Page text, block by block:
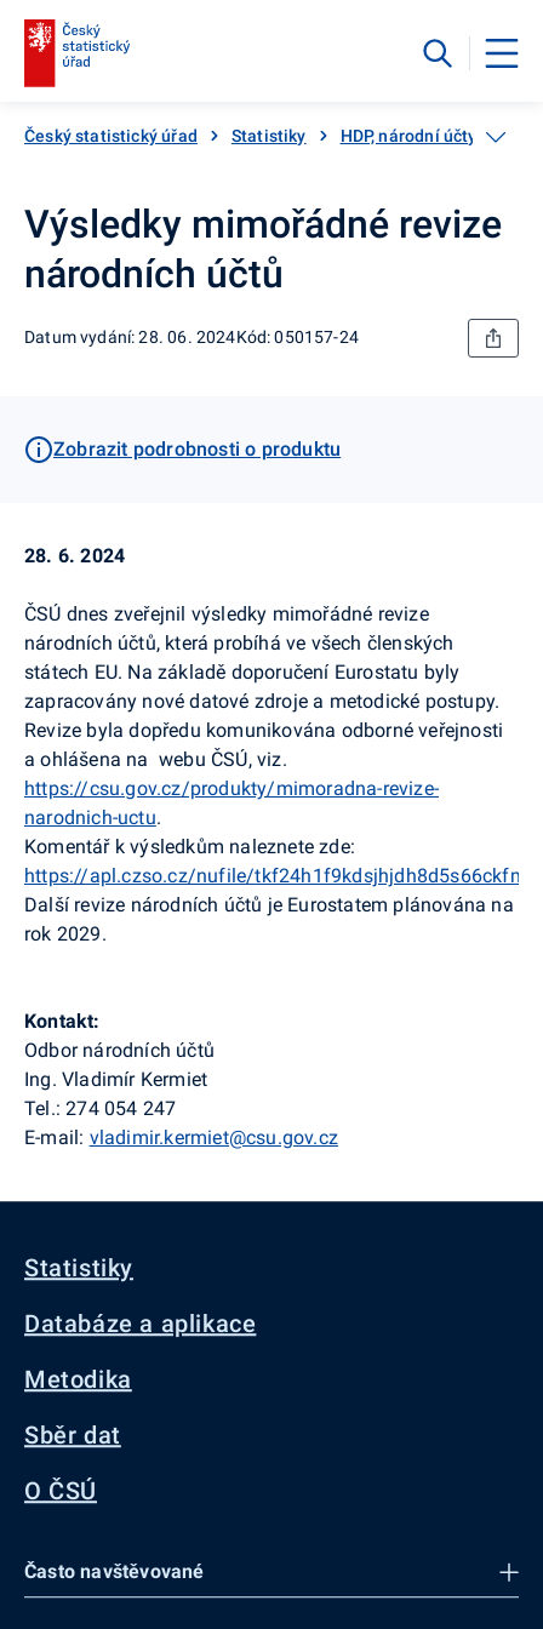
Český statistický úřad Statistiky HDP, národní účty
Výsledky mimořádné revize
národních účtů
Datum vydání: 28. 06. 2024Kód: 050157-24
Zobrazit podrobnosti o produktu
28. 6. 2024
ČSÚ dnes zveřejnil výsledky mimořádné revize
národních účtů, která probíhá ve všech členských
státech EU. Na základě doporučení Eurostatu byly
zapracovány nové datové zdroje a metodické postupy.
Revize byla dopředu komunikována odborné veřejnosti
a ohlášena na webu ČSÚ, viz.
https://csu.gov.cz/produkty/mimoradna-revize-
narodnich-uctu.
Komentář k výsledkům naleznete zde:
https://apl.czso.cz/nufile/
Další revize národních účtů je Eurostatem plánována na
rok 2029.
Kontakt:
Odbor národních účtů
Ing. Vladimír Kermiet
Tel.: 274 054 247
E-mail: vladimir.kermiet@csu.gov.cz
Statistiky
Databáze a aplikace
Metodika
Sběr dat
O ČSÚ
Často navštěvované